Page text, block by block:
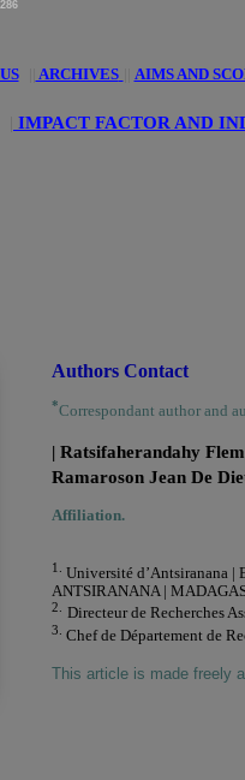
ARCHIVES AIMS AND
IMPACT FACTOR AND
Authors Contact
*Correspondant author and
| Ratsifaherandahy
Ramaroson Jean De
Affiliation.
1. Université d’Antsiranana |
ANTSIRANANA |
2. Directeur de Recherches
3. Chef de Département de
This article is made freely